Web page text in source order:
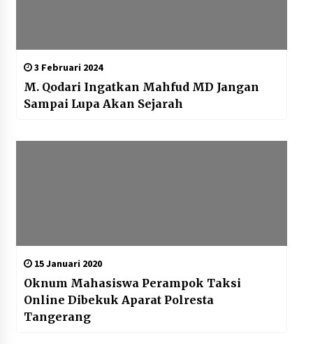
Kemenkum Malut Semarakkan Hari
Pengayoman dan HUT RI ke-81
melalui Pertandingan Gawang Mini
10 Agustus 2026
3 Februari 2024
M. Qodari Ingatkan Mahfud MD Jangan
Sampai Lupa Akan Sejarah
15 Januari 2020
Oknum Mahasiswa Perampok Taksi
Online Dibekuk Aparat Polresta
Tangerang